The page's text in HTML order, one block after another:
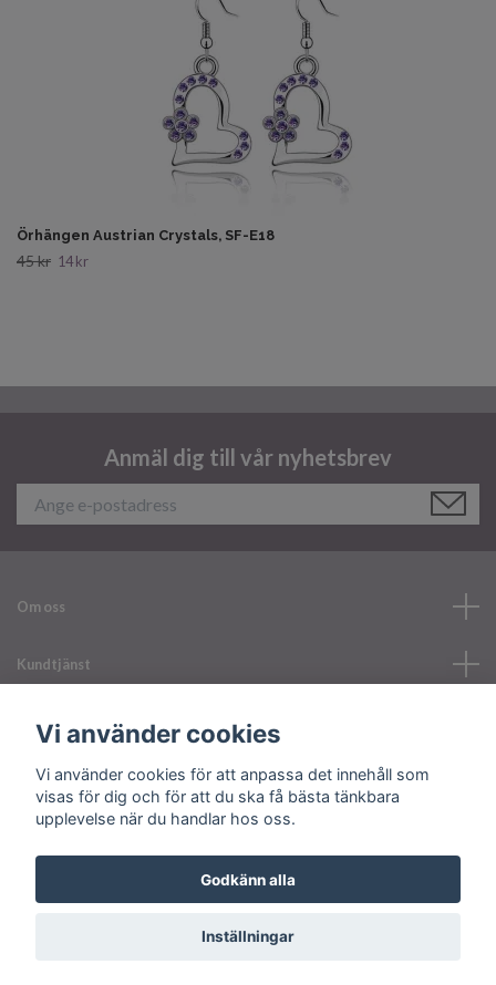
Örhängen Austrian Crystals, SF-E18
45 kr 14 kr
Anmäl dig till vår nyhetsbrev
Om oss
Kundtjänst
Läs mer
Sociala medier
© 2026 Your Nailerystore
Vi använder cookies
Vi använder cookies för att anpassa det innehåll som
visas för dig och för att du ska få bästa tänkbara
upplevelse när du handlar hos oss.
Godkänn alla
Inställningar